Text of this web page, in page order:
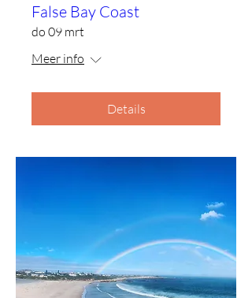
False Bay Coast
do 09 mrt
Meer info
Details